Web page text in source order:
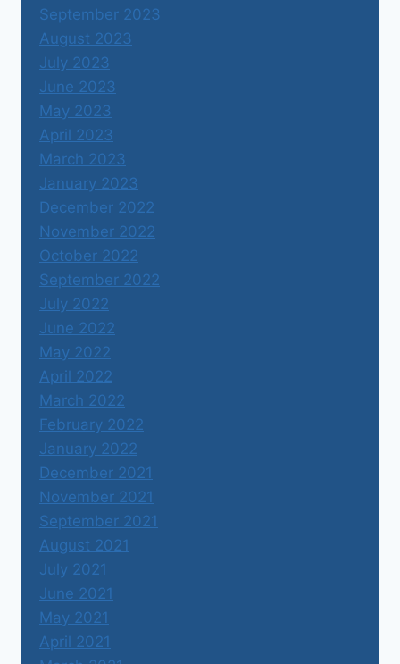
September 2023
August 2023
July 2023
June 2023
May 2023
April 2023
March 2023
January 2023
December 2022
November 2022
October 2022
September 2022
July 2022
June 2022
May 2022
April 2022
March 2022
February 2022
January 2022
December 2021
November 2021
September 2021
August 2021
July 2021
June 2021
May 2021
April 2021